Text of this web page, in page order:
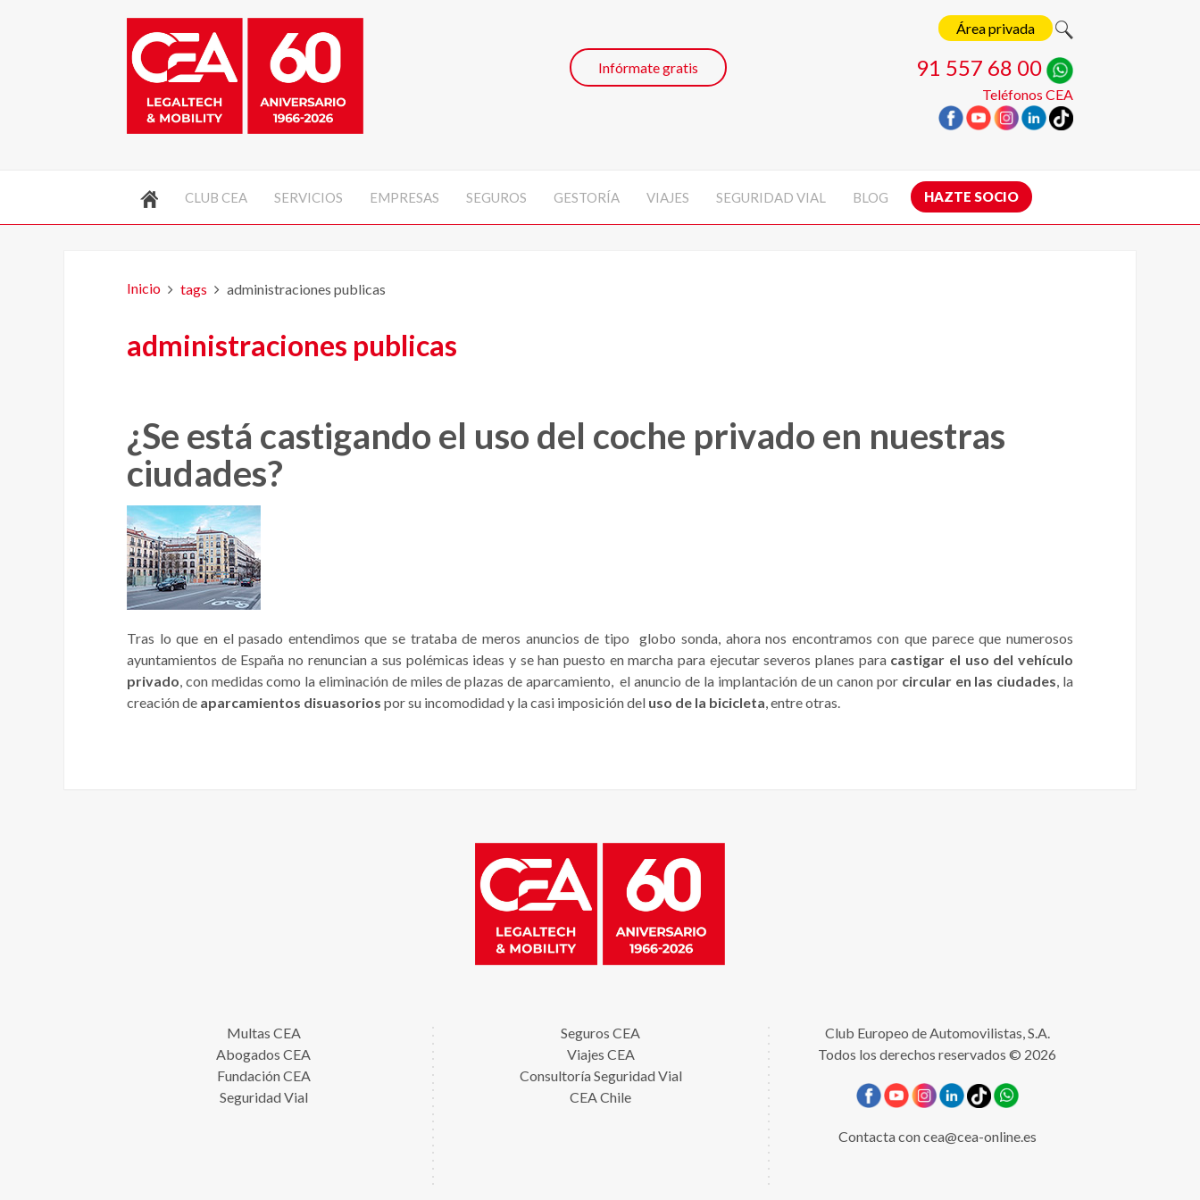
Área privada
91 557 68 00
Teléfonos CEA
Infórmate gratis
CLUB CEA SERVICIOS EMPRESAS SEGUROS GESTORÍA VIAJES SEGURIDAD VIAL BLOG HAZTE SOCIO
Inicio tags administraciones publicas
administraciones publicas
¿Se está castigando el uso del coche privado en nuestras
ciudades?
Tras lo que en el pasado entendimos que se trataba de meros anuncios de tipo globo sonda, ahora nos encontramos con que parece que numerosos
ayuntamientos de España no renuncian a sus polémicas ideas y se han puesto en marcha para ejecutar severos planes para castigar el uso del vehículo
privado, con medidas como la eliminación de miles de plazas de aparcamiento, el anuncio de la implantación de un canon por circular en las ciudades, la
creación de aparcamientos disuasorios por su incomodidad y la casi imposición del uso de la bicicleta, entre otras.
Multas CEA
Abogados CEA
Fundación CEA
Seguridad Vial
Seguros CEA
Viajes CEA
Consultoría Seguridad Vial
CEA Chile
Club Europeo de Automovilistas, S.A.
Todos los derechos reservados © 2026
Contacta concea@cea-online.es